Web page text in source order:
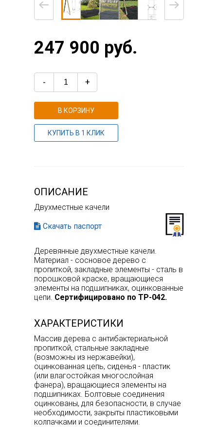
247 900 руб.
- +
В КОРЗИНУ
КУПИТЬ В 1 КЛИК
ОПИСАНИЕ
Двухместные качели
Скачать паспорт
Деревянные двухместные качели.
Материал - сосновое дерево с
пропиткой, закладные элементы - сталь в
порошковой краске, вращающиеся
элементы на подшипниках, оцинкованные
цепи. Сертифицировано по ТР-042.
ХАРАКТЕРИСТИКИ
Массив дерева с антибактериальной
пропиткой, стальные закладные
(возможны из нержавейки),
оцинкованная цепь, сиденья - пластик
(или влагостойкая многослойная
фанера), вращающиеся элементы на
подшипниках. Болтовые соединения
оцинкованы, для безопасности, в случае
необходимости, закрыты пластиковыми
колпачками и соединителями.